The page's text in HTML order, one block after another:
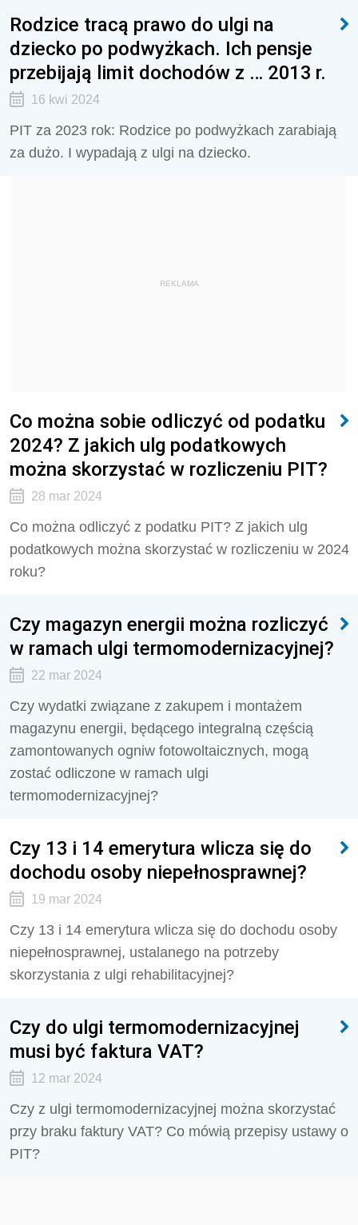
Rodzice tracą prawo do ulgi na
dziecko po podwyżkach. Ich pensje
przebijają limit dochodów z … 2013 r.
16 kwi 2024
PIT za 2023 rok: Rodzice po podwyżkach zarabiają
za dużo. I wypadają z ulgi na dziecko.
REKLAMA
Co można sobie odliczyć od podatku
2024? Z jakich ulg podatkowych
można skorzystać w rozliczeniu PIT?
28 mar 2024
Co można odliczyć z podatku PIT? Z jakich ulg
podatkowych można skorzystać w rozliczeniu w 2024
roku?
Czy magazyn energii można rozliczyć
w ramach ulgi termomodernizacyjnej?
22 mar 2024
Czy wydatki związane z zakupem i montażem
magazynu energii, będącego integralną częścią
zamontowanych ogniw fotowoltaicznych, mogą
zostać odliczone w ramach ulgi
termomodernizacyjnej?
Czy 13 i 14 emerytura wlicza się do
dochodu osoby niepełnosprawnej?
19 mar 2024
Czy 13 i 14 emerytura wlicza się do dochodu osoby
niepełnosprawnej, ustalanego na potrzeby
skorzystania z ulgi rehabilitacyjnej?
Czy do ulgi termomodernizacyjnej
musi być faktura VAT?
12 mar 2024
Czy z ulgi termomodernizacyjnej można skorzystać
przy braku faktury VAT? Co mówią przepisy ustawy o
PIT?